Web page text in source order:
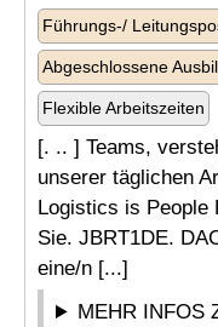
Führungs-/
Abgeschlossene
Flexible Arbeitszeiten
[. .. ] Teams,
unserer täglichen
Logistics is People
Sie. JBRT1DE.
eine/n [...]
MEHR INFOS